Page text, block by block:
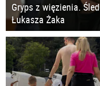
Gryps z więzienia.
Łukasza Żaka